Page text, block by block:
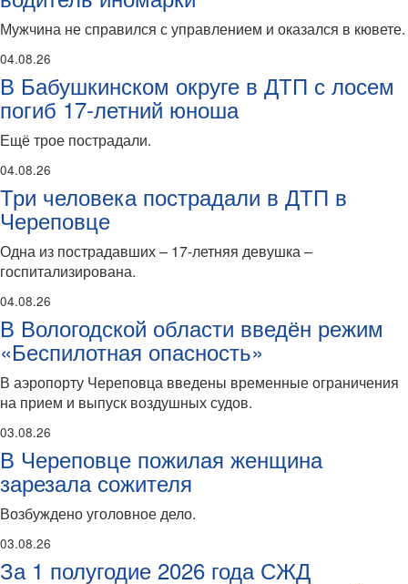
Мужчина не справился с управлением и оказался в кювете.
04.08.26
В Бабушкинском округе в ДТП с лосем
погиб 17-летний юноша
Ещё трое пострадали.
04.08.26
Три человека пострадали в ДТП в
Череповце
Одна из пострадавших – 17-летняя девушка –
госпитализирована.
04.08.26
В Вологодской области введён режим
«Беспилотная опасность»
В аэропорту Череповца введены временные ограничения
на прием и выпуск воздушных судов.
03.08.26
В Череповце пожилая женщина
зарезала сожителя
Возбуждено уголовное дело.
03.08.26
За 1 полугодие 2026 года СЖД